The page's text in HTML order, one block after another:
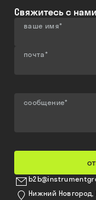
Свяжитесь с нами
ваше имя*
почта*
сообщение*
Нижний